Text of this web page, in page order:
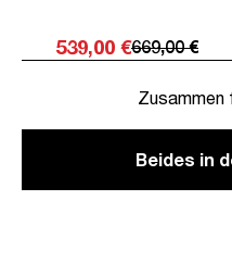
539,00 €669,00 €
Zusammen
Beides in